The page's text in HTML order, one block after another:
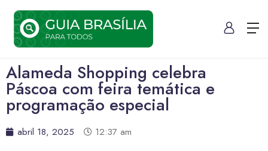
Alameda Shopping celebra
Páscoa com feira temática e
programação especial
abril 18, 2025
12:37 am